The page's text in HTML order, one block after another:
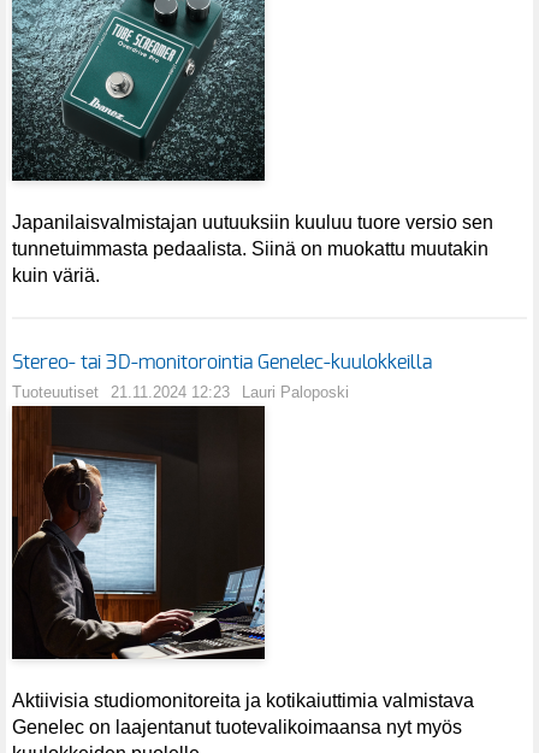
Japanilaisvalmistajan uutuuksiin kuuluu tuore versio sen
tunnetuimmasta pedaalista. Siinä on muokattu muutakin
kuin väriä.
Stereo- tai 3D-monitorointia Genelec-kuulokkeilla
Tuoteuutiset 21.11.2024 12:23 Lauri Paloposki
Aktiivisia studiomonitoreita ja kotikaiuttimia valmistava
Genelec on laajentanut tuotevalikoimaansa nyt myös